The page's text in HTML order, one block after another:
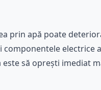
prin apă poate
componentele electrice
să oprești imediat